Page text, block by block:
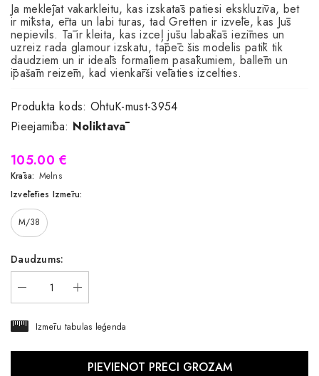
Ja meklējat vakarkleitu, kas izskatās patiesi ekskluzīva, bet
ir mīksta, ērta un labi turas, tad Gretten ir izvēle, kas Jūs
nepievils. Tā ir kleita, kas izceļ jūsu labākās iezīmes un
uzreiz rada glamour izskatu, tāpēc šis modelis patīk tik
daudziem un ir ideāls formāliem pasākumiem, ballēm un
īpašām reizēm, kad vienkārši vēlaties izcelties.
Produkta kods: OhtuK-must-3954
Pieejamība: Noliktavā
105.00 €
Krāsa: Melns
Izvēlēties Izmēru:
M/38
Daudzums:
Izmēru tabulas leģenda